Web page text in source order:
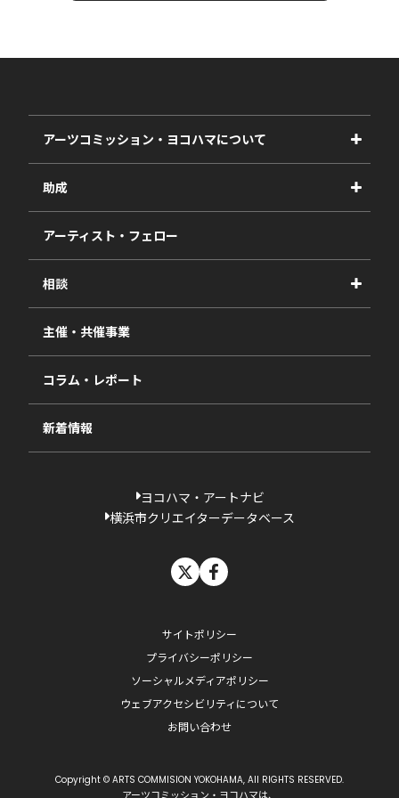
アーツコミッション・ヨコハマについて
事業紹介
事業報告書
助成
2027年度
2026年度
2025年度
2024年度
2023年度
過去の採択一覧
アーティスト・フェロー
相談
視察・ヒアリング・研究
相談依頼フォーム
主催・共催事業
コラム・レポート
新着情報
ヨコハマ・アートナビ
横浜市クリエイターデータベース
サイトポリシー
プライバシーポリシー
ソーシャルメディアポリシー
ウェブアクセシビリティについて
お問い合わせ
Copyright © ARTS COMMISION YOKOHAMA, All RIGHTS RESERVED.
アーツコミッション・ヨコハマは、